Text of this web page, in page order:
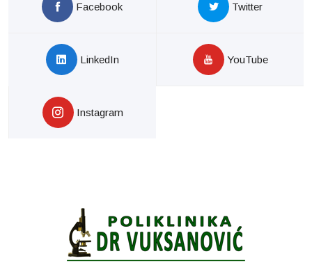
Facebook Twitter
LinkedIn YouTube
Instagram